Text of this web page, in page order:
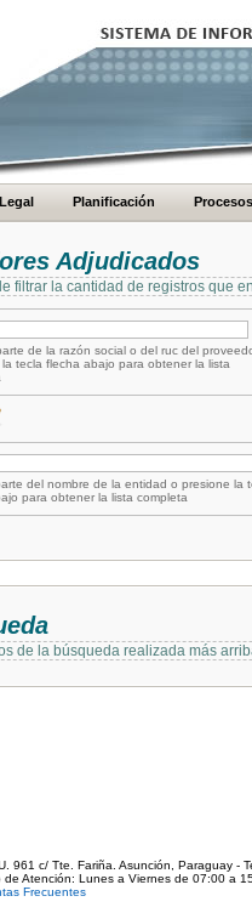
Planificación Procesos
Adjudicados
filtrar la cantidad de registros que
de la razón social o del ruc del
tecla flecha abajo para obtener la lista
del nombre de la entidad o presione la
para obtener la lista completa
de la búsqueda realizada más
961 c/ Tte. Fariña. Asunción, Paraguay -
de Atención: Lunes a Viernes de 07:00 a
Frecuentes